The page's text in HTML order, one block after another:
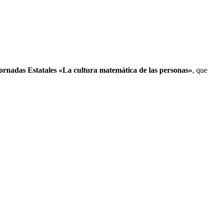
Estatales «La cultura matemática de las personas», que